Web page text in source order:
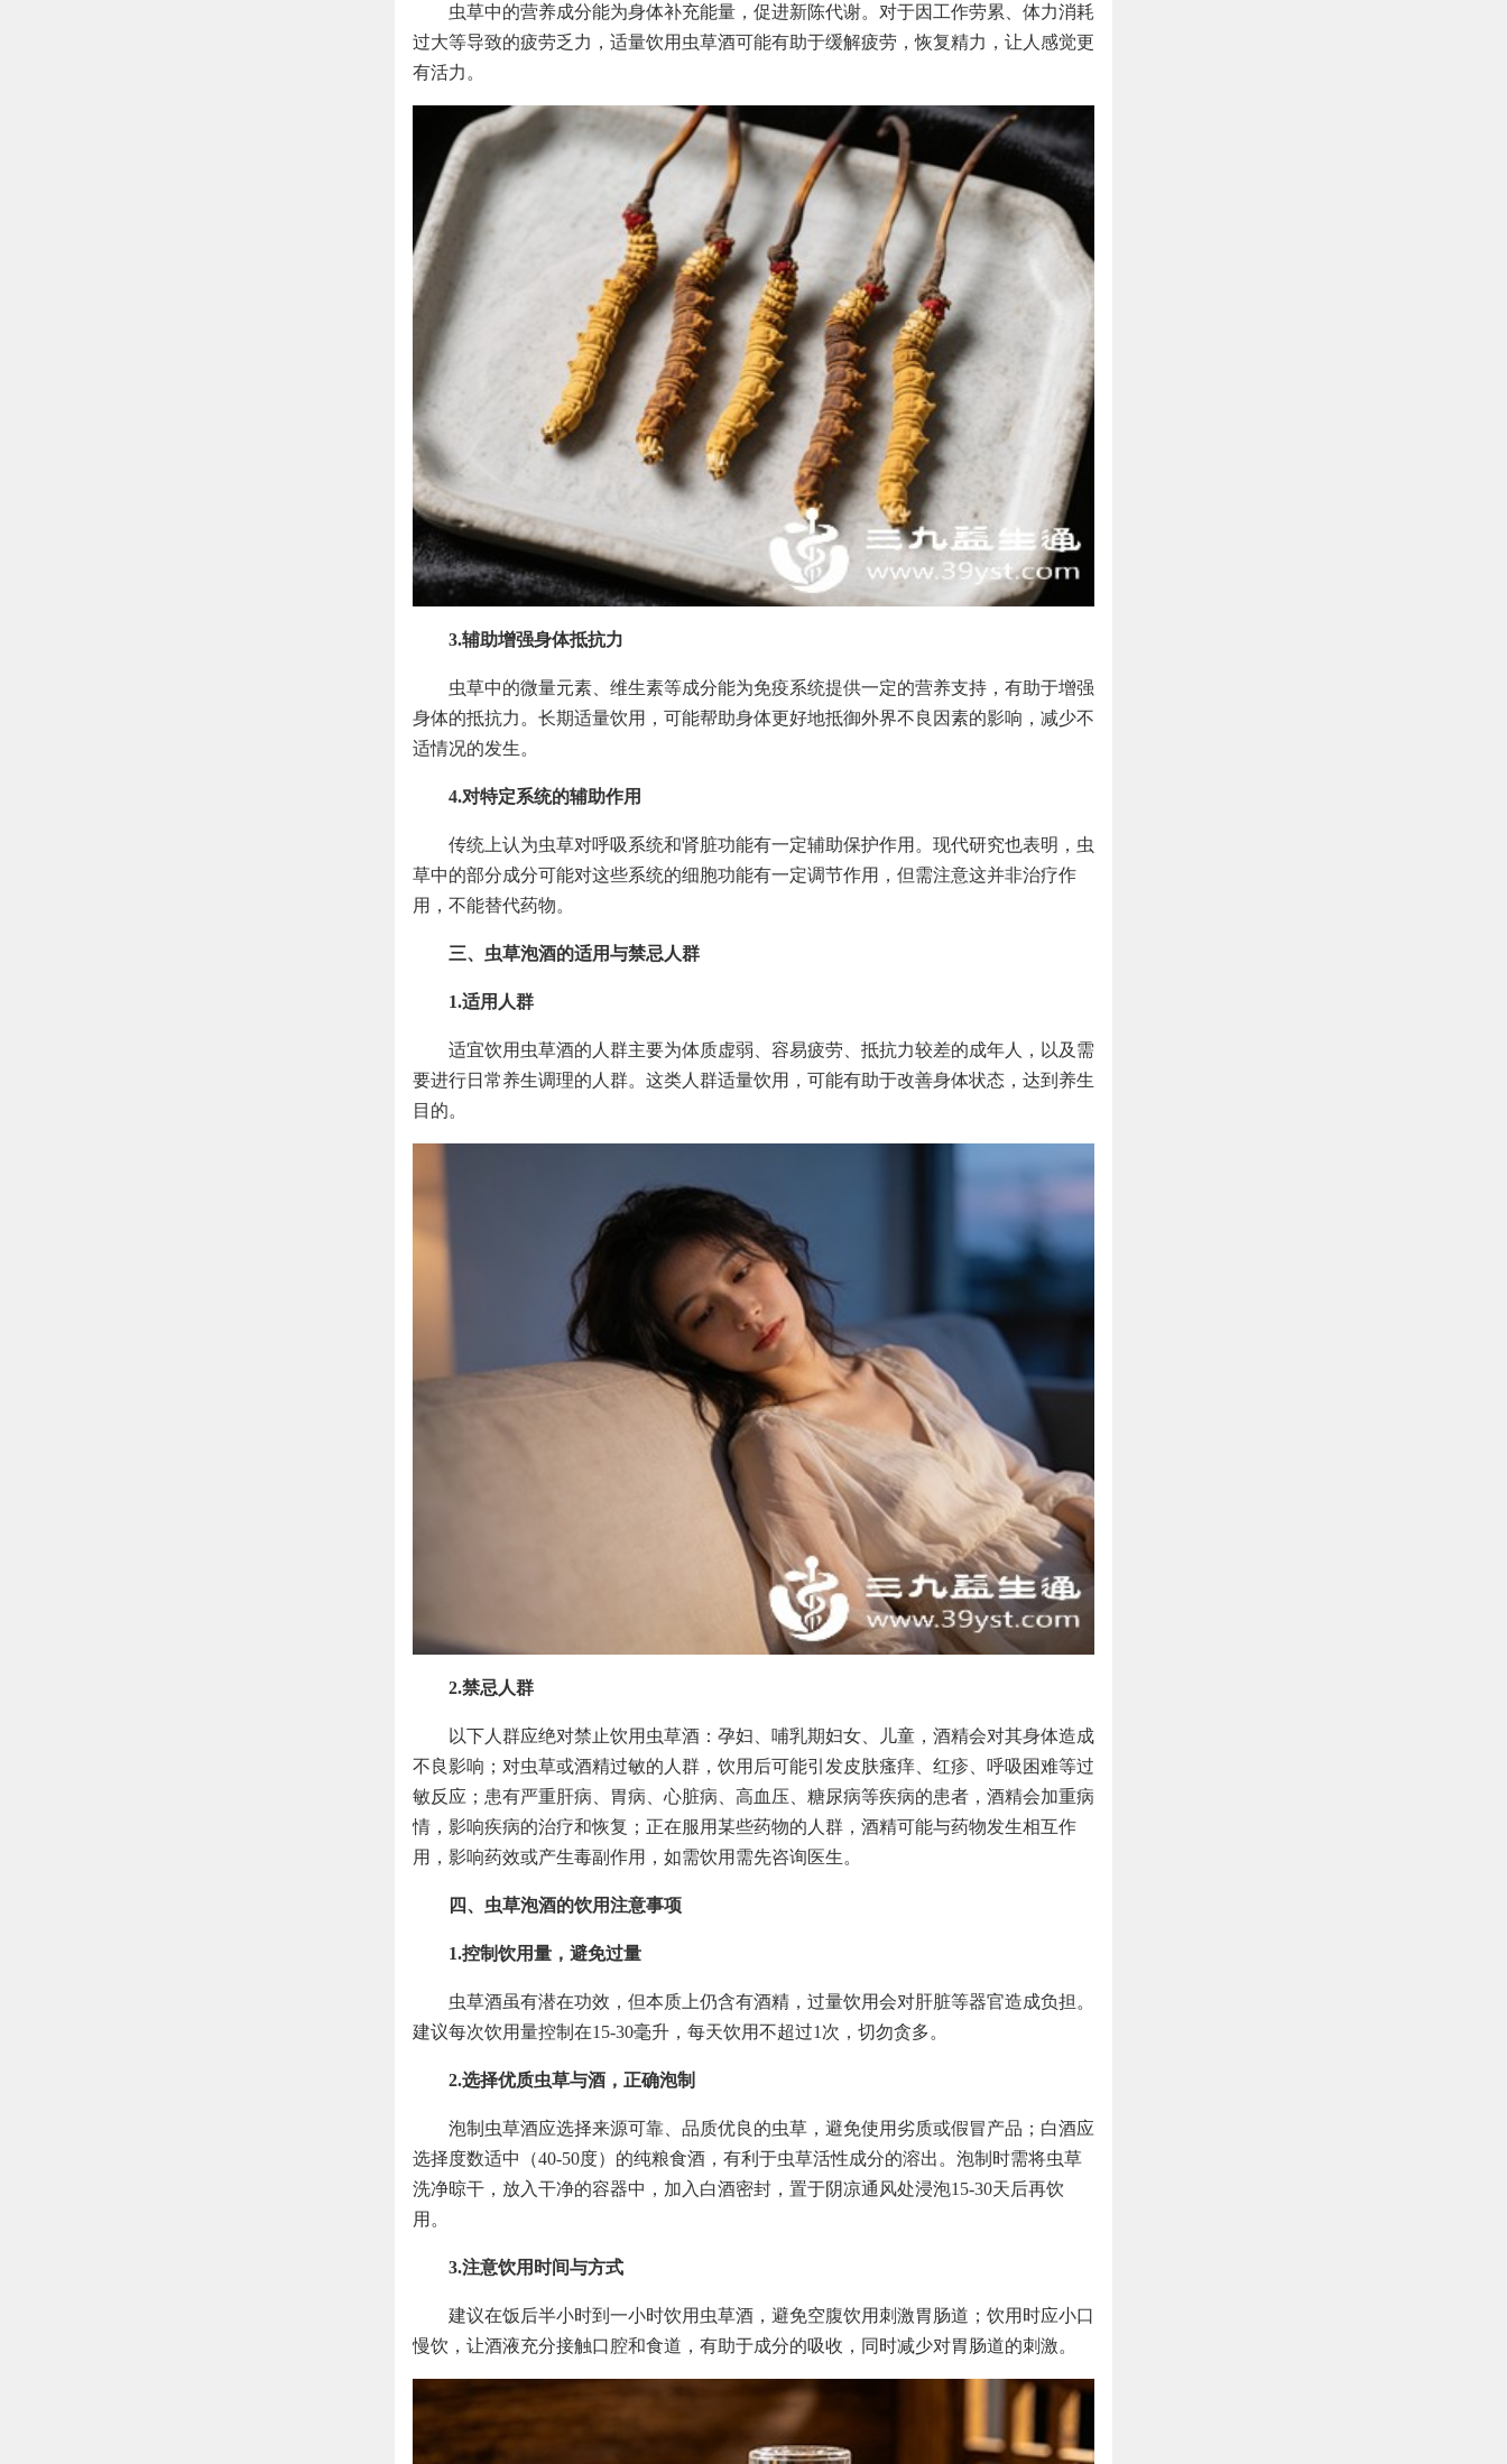
虫草中的营养成分能为身体补充能量，促进新陈代谢。对于因工作劳累、体力消耗
过大等导致的疲劳乏力，适量饮用虫草酒可能有助于缓解疲劳，恢复精力，让人感觉更
有活力。
3.辅助增强身体抵抗力
虫草中的微量元素、维生素等成分能为免疫系统提供一定的营养支持，有助于增强
身体的抵抗力。长期适量饮用，可能帮助身体更好地抵御外界不良因素的影响，减少不
适情况的发生。
4.对特定系统的辅助作用
传统上认为虫草对呼吸系统和肾脏功能有一定辅助保护作用。现代研究也表明，虫
草中的部分成分可能对这些系统的细胞功能有一定调节作用，但需注意这并非治疗作
用，不能替代药物。
三、虫草泡酒的适用与禁忌人群
1.适用人群
适宜饮用虫草酒的人群主要为体质虚弱、容易疲劳、抵抗力较差的成年人，以及需
要进行日常养生调理的人群。这类人群适量饮用，可能有助于改善身体状态，达到养生
目的。
2.禁忌人群
以下人群应绝对禁止饮用虫草酒：孕妇、哺乳期妇女、儿童，酒精会对其身体造成
不良影响；对虫草或酒精过敏的人群，饮用后可能引发皮肤瘙痒、红疹、呼吸困难等过
敏反应；患有严重肝病、胃病、心脏病、高血压、糖尿病等疾病的患者，酒精会加重病
情，影响疾病的治疗和恢复；正在服用某些药物的人群，酒精可能与药物发生相互作
用，影响药效或产生毒副作用，如需饮用需先咨询医生。
四、虫草泡酒的饮用注意事项
1.控制饮用量，避免过量
虫草酒虽有潜在功效，但本质上仍含有酒精，过量饮用会对肝脏等器官造成负担。
建议每次饮用量控制在15-30毫升，每天饮用不超过1次，切勿贪多。
2.选择优质虫草与酒，正确泡制
泡制虫草酒应选择来源可靠、品质优良的虫草，避免使用劣质或假冒产品；白酒应
选择度数适中（40-50度）的纯粮食酒，有利于虫草活性成分的溶出。泡制时需将虫草
洗净晾干，放入干净的容器中，加入白酒密封，置于阴凉通风处浸泡15-30天后再饮
用。
3.注意饮用时间与方式
建议在饭后半小时到一小时饮用虫草酒，避免空腹饮用刺激胃肠道；饮用时应小口
慢饮，让酒液充分接触口腔和食道，有助于成分的吸收，同时减少对胃肠道的刺激。